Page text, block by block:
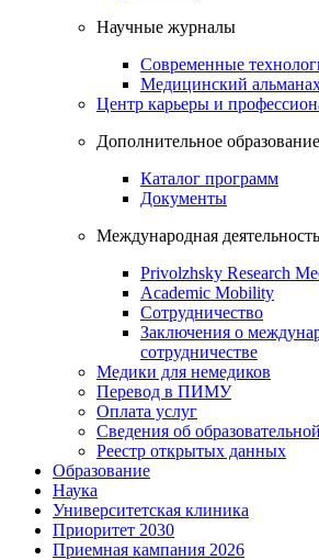
Научные журналы
Современные
Медицинский
Центр карьеры и
Дополнительное образование
Каталог программ
Документы
Международная деятельность
Privolzhsky Research
Academic Mobility
Сотрудничество
Заключения о
сотрудничестве
Медики для немедиков
Перевод в ПИМУ
Оплата услуг
Сведения об
Реестр открытых данных
Образование
Наука
Университетская клиника
Приоритет 2030
Приемная кампания 2026